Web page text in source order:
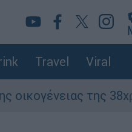
Travel Viral
38χρονης